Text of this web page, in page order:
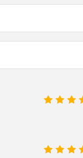
4
3
2
4
3
2